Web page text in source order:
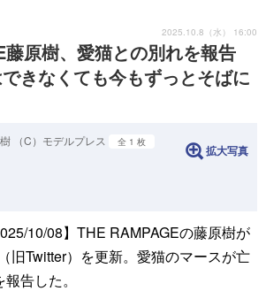
原樹、愛猫との別れを報告
できなくても今もずっとそばに
2025.10.8（水） 16:00
（C）モデルプレス 全 1 枚
拡大写真
10/08】THE RAMPAGEの藤原樹が
旧Twitter）を更新。愛猫のマースが亡
告した。